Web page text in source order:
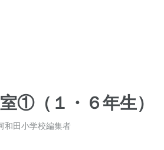
①（１・６年生）
和田小学校編集者